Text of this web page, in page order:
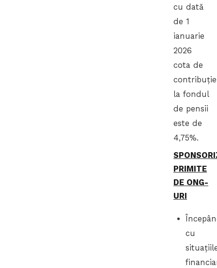
cu dată
de 1
ianuarie
2026
cota de
contribuţie
la fondul
de pensii
este de
4,75%.
PRIMITE
DE ONG-
URI
cu